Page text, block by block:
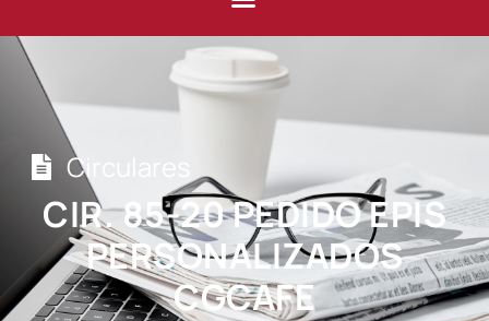
Circulares
CIR. 85-20 PEDIDO EPIS
PERSONALIZADOS
CGCAFE